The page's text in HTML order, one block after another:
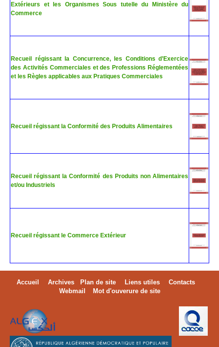
Extérieurs et les Organismes Sous tutelle du Ministère du
Commerce
Recueil régissant la Concurrence, les Conditions d’Exercice
des Activités Commerciales et des Professions Réglementées
et les Règles applicables aux Pratiques Commerciales
Recueil régissant la Conformité des Produits Alimentaires
Recueil régissant la Conformité des Produits non Alimentaires
et/ou Industriels
Recueil régissant le Commerce Extérieur
Accueil Archives Plan de site Liens utiles
Contacts
Webmail
Mot d'ouverure de site